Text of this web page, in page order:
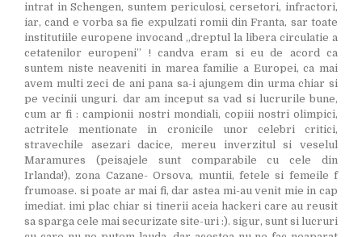
intrat in Schengen, suntem periculosi, cersetori, infractori,
iar, cand e vorba sa fie expulzati romii din Franta, sar toate
institutiile europene invocand „dreptul la libera circulatie a
cetatenilor europeni” ! candva eram si eu de acord ca
suntem niste neaveniti in marea familie a Europei, ca mai
avem multi zeci de ani pana sa-i ajungem din urma chiar si
pe vecinii unguri. dar am inceput sa vad si lucrurile bune,
cum ar fi : campionii nostri mondiali, copiii nostri olimpici,
actritele mentionate in cronicile unor celebri critici,
stravechile asezari dacice, mereu inverzitul si veselul
Maramures (peisajele sunt comparabile cu cele din
Irlanda!), zona Cazane- Orsova, muntii, fetele si femeile f
frumoase. si poate ar mai fi, dar astea mi-au venit mie in cap
imediat. imi plac chiar si tinerii aceia hackeri care au reusit
sa sparga cele mai securizate site-uri :). sigur, sunt si lucruri